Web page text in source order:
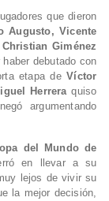
que dieron
Augusto, Vicente
Giménez
debutado con
etapa deVíctor
Herreraquiso
argumentando
del Mundo de
en llevar a su
lejos de vivir su
la mejor decisión,